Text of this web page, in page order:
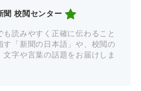
聞 校閲センター
も読みやすく正確に伝わること
す「新聞の日本語」や、校閲の
文字や言葉の話題をお届けしま